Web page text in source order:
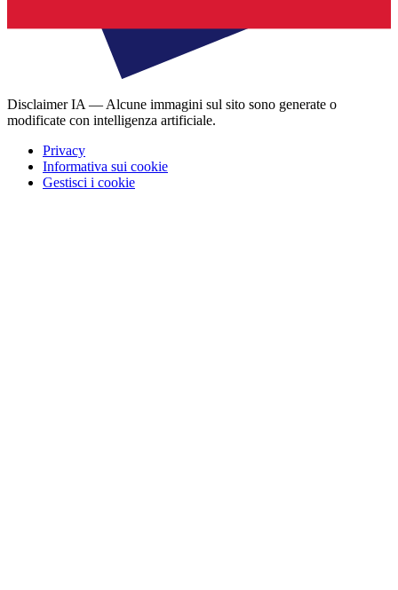
Disclaimer IA — Alcune immagini sul sito sono generate o
modificate con intelligenza artificiale.
Privacy
Informativa sui cookie
Gestisci i cookie